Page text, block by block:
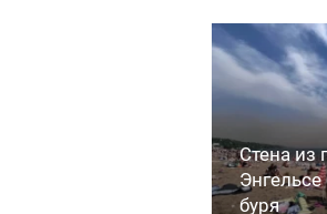
Стена из
буря